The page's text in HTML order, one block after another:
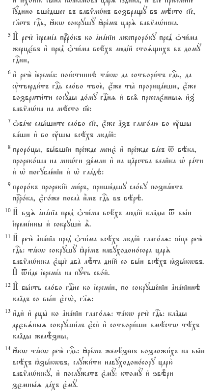
їyдино вше1дшее въ вавmлHнъ возвращY въ мёсто сіе2,
гlетъ гDь, ћкw сокрушY kре1мъ царS вавmлHнска.
5 И# рече2 їеремjа прbро1къ ко ґнaніи лжепроро1ку пред8 nчи1ма
жерцє1въ и3 пред8 nчи1ма всёхъ людjй стоsщихъ въ домY
гDни,
6 и3 рече2 їеремjа: пои1стиннэ тaкw да сотвори1тъ гDь, да
ўтверди1тъ гDь сло1во твое2, є4же ты2 прорицaеши, є4же
возврати1ти сосyды до1му гDнz и3 вс‰ преселє1нныz и3з8
вавmлHна на мёсто сіе2:
7 nбaче слы1шите сло1во сіе2, є4же ѓзъ глаго1лю во ќшы
вaши и3 во ќшы всёхъ людjй:
8 проро1цы, бы1вшіи пре1жде менє2 и3 пре1жде вaсъ t вёка,
прореко1ша на мнHги зе1мли и3 на ц†рства вели6ка њ рaти
и3 њ погубле1ніи и3 њ глaдэ:
9 проро1къ прорекjй ми1ръ, прише1дшу сло1ву познaютъ
прbро1ка, є3го1же послA и5мъ гDь въ вёрэ.
10 И# взS ґнaніа пред8 nчи1ма всёхъ людjй кл†ды t вы1и
їеремjины и3 сокруши2 |.
11 И# рече2 ґнaніа пред8 nчи1ма всёхъ людjй глаго1лz: си1це рече2
гDь: тaкw сокрушY kре1мъ навуходоно1сора царS
вавmлHнска є3ще2 двA лBта днjй со вы1и всёхъ kзы1кwвъ.
И# tи1де їеремjа на пyть сво1й.
12 И# бы1сть сло1во гDне ко їеремjи, по сокруше1ніи ґнaніинэ
кл†дъ со вы1и є3гw2, гlz:
13 и3ди2 и3 рцы2 ко ґнaніи глаго1лz: тaкw рече2 гDь: кл†ды
дрєвsныz сокруши1лъ є3си2 и3 сотвори1ши вмёстw тёхъ
кл†ды желBзны,
14 ћкw тaкw рече2 гDь: kре1мъ желёзенъ возложи1хъ на вы6и
всёхъ kзы1кwвъ, служи1ти навуходоно1сору царю2
вавmлHнску, и3 послyжатъ є3мY: ктомY и3 ѕвBри
зємны1z дaхъ є3мY.